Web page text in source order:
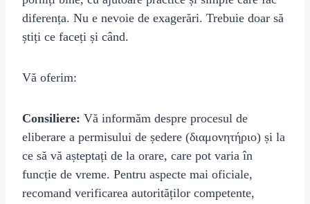
diferența. Nu e nevoie de exagerări. Trebuie doar să
știți ce faceți și când.
Vă oferim:
Consiliere: Vă informăm despre procesul de
eliberare a permisului de ședere (διαμονητήριο) și la
ce să vă așteptați de la orare, care pot varia în
funcție de vreme. Pentru aspecte mai oficiale,
recomand verificarea autorităților competente,